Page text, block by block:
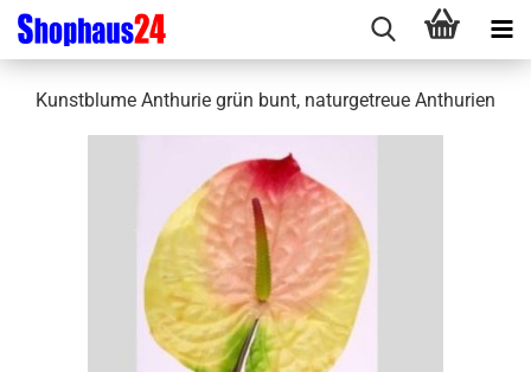
Kunstblume Anthurie grün bunt, naturgetreue Anthurien